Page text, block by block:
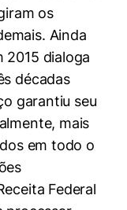
os
Ainda
2015 dialoga
décadas
garantiu seu
mais
em todo o
Federal